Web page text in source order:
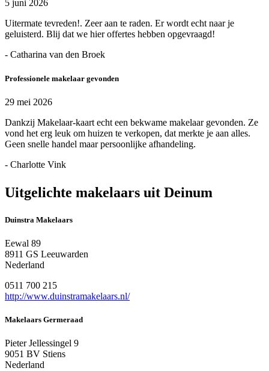
5 juni 2026
Uitermate tevreden!. Zeer aan te raden. Er wordt echt naar je
geluisterd. Blij dat we hier offertes hebben opgevraagd!
- Catharina van den Broek
Professionele makelaar gevonden
29 mei 2026
Dankzij Makelaar-kaart echt een bekwame makelaar gevonden. Ze
vond het erg leuk om huizen te verkopen, dat merkte je aan alles.
Geen snelle handel maar persoonlijke afhandeling.
- Charlotte Vink
Uitgelichte makelaars uit Deinum
Duinstra Makelaars
Eewal 89
8911 GS Leeuwarden
Nederland
0511 700 215
http://www.duinstramakelaars.nl/
Makelaars Germeraad
Pieter Jellessingel 9
9051 BV Stiens
Nederland